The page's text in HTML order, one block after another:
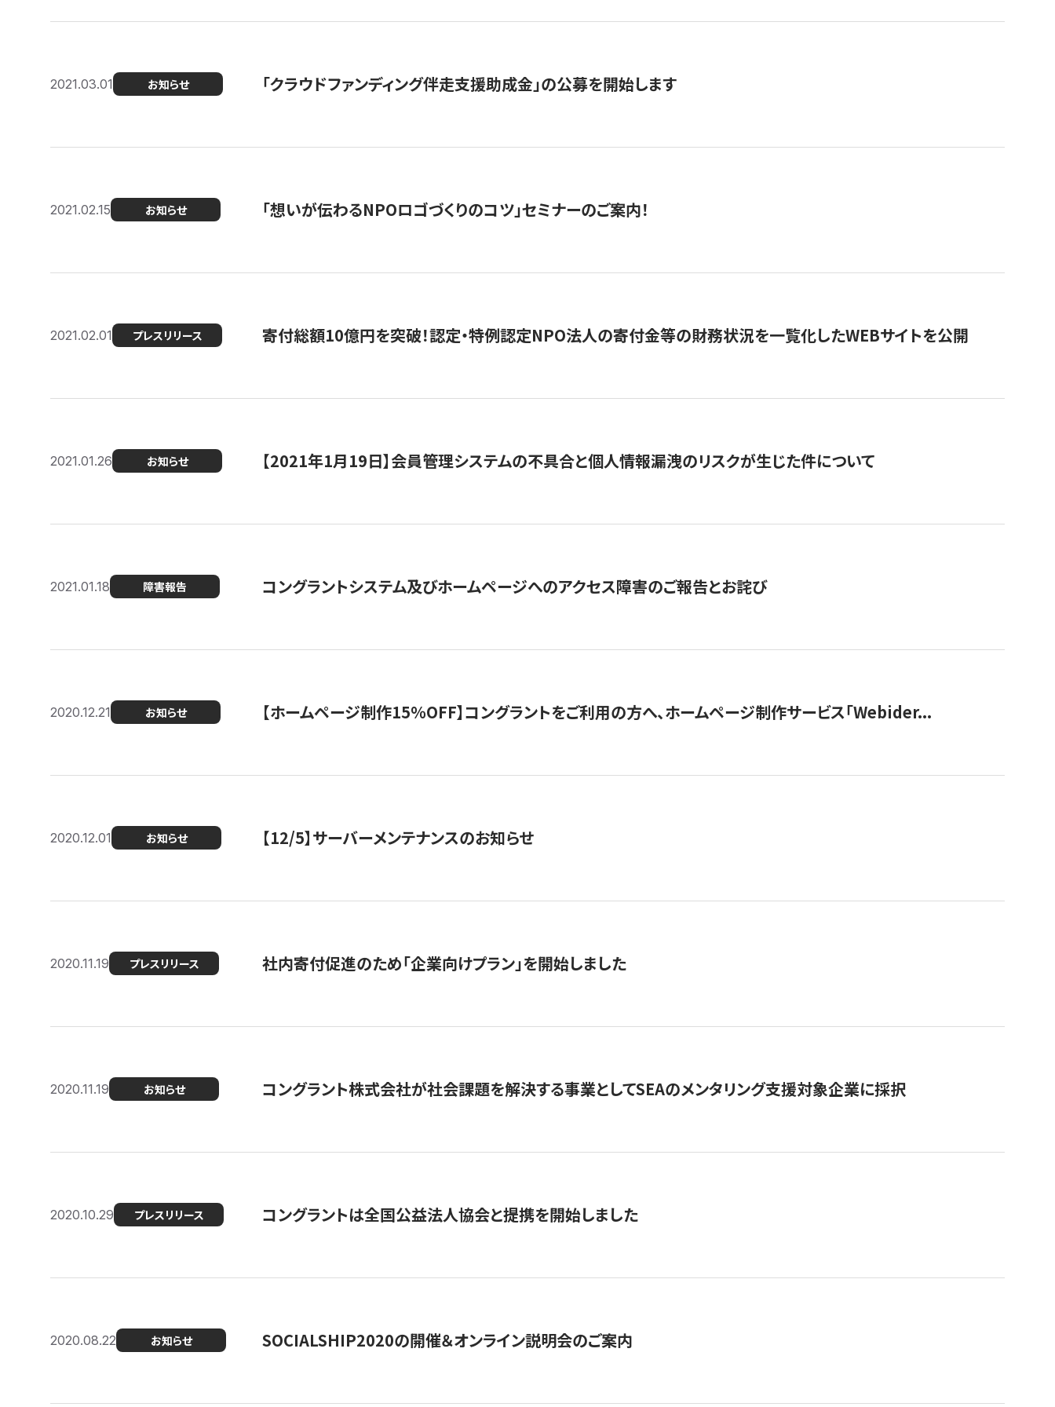
2021.03.01 お知らせ 「クラウドファンディング伴走支援助成金」の公募を開始します
2021.02.15 お知らせ 「想いが伝わるNPOロゴづくりのコツ」セミナーのご案内！
2021.02.01 プレスリリース 寄付総額10億円を突破！認定・特例認定NPO法人の寄付金等の財務状況を一覧化したWEBサイトを公開
2021.01.26 お知らせ 【2021年1月19日】会員管理システムの不具合と個人情報漏洩のリスクが生じた件について
2021.01.18 障害報告 コングラントシステム及びホームページへのアクセス障害のご報告とお詫び
2020.12.21 お知らせ 【ホームページ制作15％OFF】コングラントをご利用の方へ、ホームページ制作サービス「Webider...
2020.12.01 お知らせ 【12/5】サーバーメンテナンスのお知らせ
2020.11.19 プレスリリース 社内寄付促進のため「企業向けプラン」を開始しました
2020.11.19 お知らせ コングラント株式会社が社会課題を解決する事業としてSEAのメンタリング支援対象企業に採択
2020.10.29 プレスリリース コングラントは全国公益法人協会と提携を開始しました
2020.08.22 お知らせ SOCIALSHIP2020の開催＆オンライン説明会のご案内